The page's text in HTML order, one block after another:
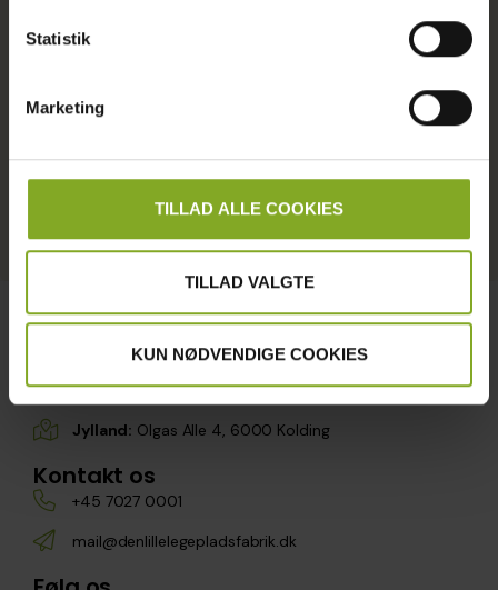
Statistik
Marketing
TILLAD ALLE COOKIES
TILLAD VALGTE
KUN NØDVENDIGE COOKIES
Projektbeskrivelse
Send besked til Peter
Find os her
Sjælland:Blommevej 4, 4300 Holbæk
Jylland: Olgas Alle 4, 6000 Kolding
Kontakt os
+45 7027 0001
mail@denlillelegepladsfabrik.dk